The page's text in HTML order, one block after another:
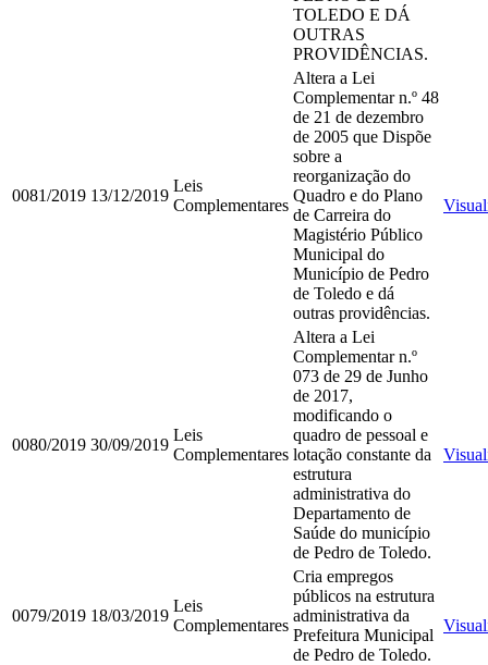
TOLEDO E DÁ
OUTRAS
PROVIDÊNCIAS.
0081/2019 13/12/2019
Leis
Complementares
Altera a Lei
Complementar n.º 48
de 21 de dezembro
de 2005 que Dispõe
sobre a
reorganização do
Quadro e do Plano
de Carreira do
Magistério Público
Municipal do
Município de Pedro
de Toledo e dá
outras providências.
0080/2019 30/09/2019
Leis
Complementares
Altera a Lei
Complementar n.º
073 de 29 de Junho
de 2017,
modificando o
quadro de pessoal e
lotação constante da
estrutura
administrativa do
Departamento de
Saúde do município
de Pedro de Toledo.
0079/2019 18/03/2019
Leis
Complementares
Cria empregos
públicos na estrutura
administrativa da
Prefeitura Municipal
de Pedro de Toledo.